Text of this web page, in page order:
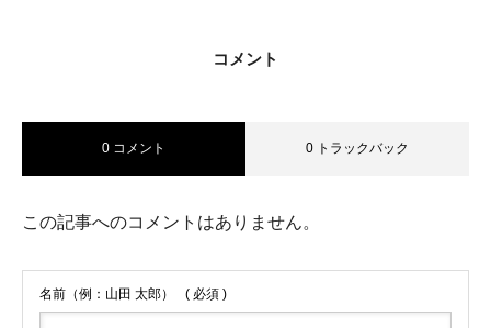
ワイズラインについて
事業内容
スタッフ紹介
コメント
0 コメント 0 トラックバック
この記事へのコメントはありません。
名前（例：山田 太郎） ( 必須 )